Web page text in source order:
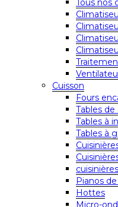
Tous nos
Cuisson
Fours
Tables de
Tables à
Tables à
Pianos
Hottes
Micro-